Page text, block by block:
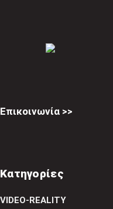
Επικοινωνία >>
Κατηγορίες
VIDEO-REALITY